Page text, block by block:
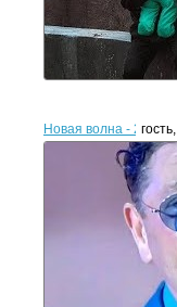
Новая волна - 2019.
гость,